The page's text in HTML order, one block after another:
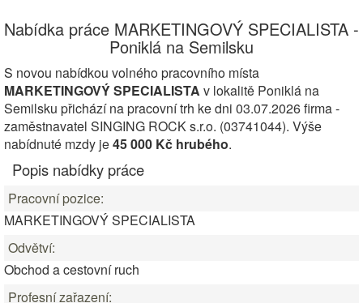
Nabídka práce MARKETINGOVÝ SPECIALISTA -
Poniklá na Semilsku
S novou nabídkou volného pracovního místa
MARKETINGOVÝ SPECIALISTA v lokalitě Poniklá na
Semilsku přichází na pracovní trh ke dni 03.07.2026 firma -
zaměstnavatel SINGING ROCK s.r.o. (03741044). Výše
nabídnuté mzdy je45 000 Kč hrubého.
Popis nabídky práce
Pracovní pozice:
MARKETINGOVÝ SPECIALISTA
Odvětví:
Obchod a cestovní ruch
Profesní zařazení: